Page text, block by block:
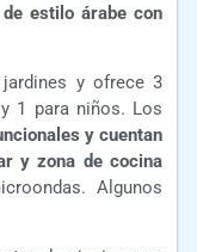
estilo árabe con
y ofrece 3
1 para niños. Los
y cuentan
y zona de cocina
Algunos